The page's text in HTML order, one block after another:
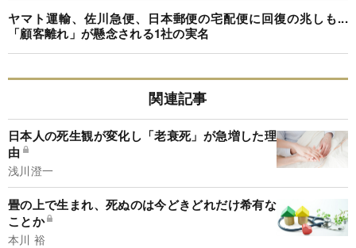
ヤマト運輸、佐川急便、日本郵便の宅配便に回復の兆しも...
「顧客離れ」が懸念される1社の実名
関連記事
日本人の死生観が変化し「老衰死」が急増した理
由
浅川澄一
畳の上で生まれ、死ぬのは今どきどれだけ希有な
ことか
本川 裕